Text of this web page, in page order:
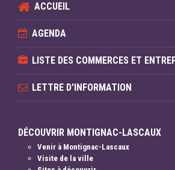
ACCUEIL
AGENDA
LISTE DES COMMERCES ET
LETTRE D'INFORMATION
DÉCOUVRIR MONTIGNAC-LASCAUX
Venir à Montignac-Lascaux
Visite de la ville